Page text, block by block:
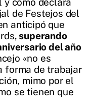
de Festejos del
anticipó que
superando
del año
«no es
forma de trabajar
mimo por el
se tienen que